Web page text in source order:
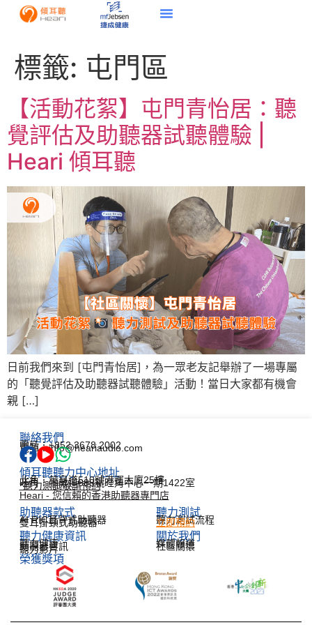
標籤: 屯門區
【活動花絮】屯門青怡居：聽
覺評估及助聽器試聽體驗 |
Heari 傾耳聽
日前我們來到 [屯門青怡居]，為一眾老友記舉辦了一場專屬
的「聽覺評估及助聽器試聽體驗」活動！當日大家都有機會
親 […]
聯絡我們
電話：+852 3678 2002
電郵：info@heariaudio.com
傾耳聽聽力中心地址
北角：英皇道510號港運大廈25樓
旺角：彌敦道688號旺角中心一期1422室
*聽力測試敬請預約
Heari - 您信賴的香港助聽器專門店
助聽器款式
AI RIC耳背式助聽器
雙耳掛頸式助聽器
聽力測試​
聽力測試流程
立即預約
聽力健康資訊​
聽力健康
助聽器資訊
聽力影片
關於我們
媒體報道
社區關懷
榮獲獎項
한국어
Español